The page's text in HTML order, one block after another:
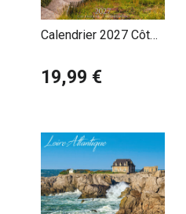
Calendrier 2027 Côte
19,99 €